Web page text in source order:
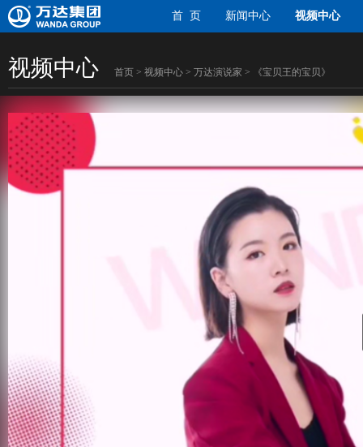
首 页 新闻中心 视频中心
视频中心 首页 > 视频中心 > 万达演说家 > 《宝贝王的宝贝》